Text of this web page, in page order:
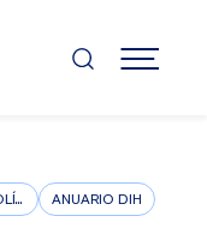
MENÚ
FACULTAD DE DERECHO Y CIENCIAS POLÍTICAS ANUARIO DIH